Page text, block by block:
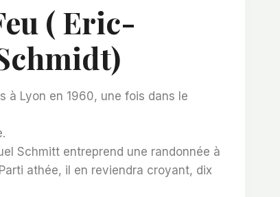
( Eric-
à Lyon en 1960, une fois dans le
Schmitt entreprend une randonnée à
athée, il en reviendra croyant, dix